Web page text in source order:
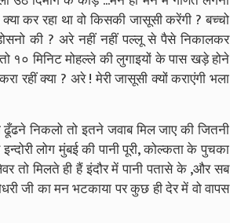
कर रहा था वो किसकी जासूसी करेंगी ? बच्चो
की ? अरे नहीं नहीं पल्लू से पैसे निकालकर
१० मिनिट मोहल्ले की लुगाइयों के पास खड़े होने
रहीं क्या ? अरे ! मेरी जासूसी क्यों कराएंगी भला
निकलो तो इतने जवाब मिल जाए की जितनी
लोग मुंबई की पानी पूरी, कोल्कता के पुचका
मिलते ही हैं इंदौर में पानी पतासे के ,और सब
जी का मन भटकाया पर कुछ ही देर में वो वापस